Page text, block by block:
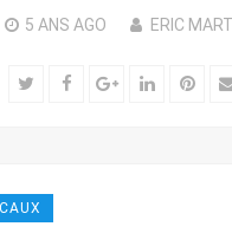
5 ANS AGO ERIC
TwitterFacebookGoogle+
LinkedIn